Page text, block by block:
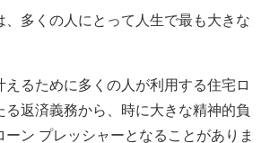
、多くの人にとって人生で最も大きな
えるために多くの人が利用する住宅ロ
る返済義務から、時に大きな精神的負
ン プレッシャーとなることがありま